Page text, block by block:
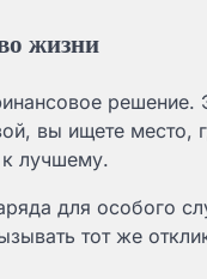
жизни
вы ищете место,
лучшему.
для особого
тот же